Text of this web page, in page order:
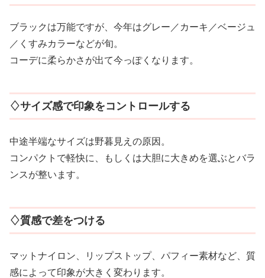
ブラックは万能ですが、今年はグレー／カーキ／ベージュ
／くすみカラーなどが旬。
コーデに柔らかさが出て今っぽくなります。
♢サイズ感で印象をコントロールする
中途半端なサイズは野暮見えの原因。
コンパクトで軽快に、もしくは大胆に大きめを選ぶとバラ
ンスが整います。
♢質感で差をつける
マットナイロン、リップストップ、パフィー素材など、質
感によって印象が大きく変わります。